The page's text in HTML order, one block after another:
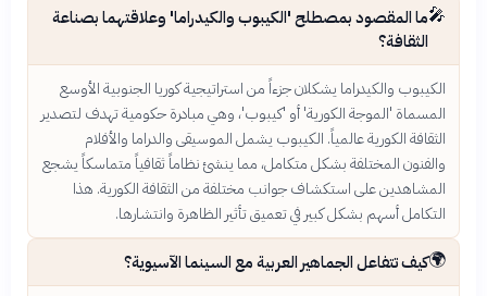
🎤ما المقصود بمصطلح 'الكيبوب والكيدراما' وعلاقتهما بصناعة
الثقافة؟
الكيبوب والكيدراما يشكلان جزءاً من استراتيجية كوريا الجنوبية الأوسع
المسماة 'الموجة الكورية' أو 'كيبوب'، وهي مبادرة حكومية تهدف لتصدير
الثقافة الكورية عالمياً. الكيبوب يشمل الموسيقى والدراما والأفلام
والفنون المختلفة بشكل متكامل، مما ينشئ نظاماً ثقافياً متماسكاً يشجع
المشاهدين على استكشاف جوانب مختلفة من الثقافة الكورية. هذا
التكامل أسهم بشكل كبير في تعميق تأثير الظاهرة وانتشارها.
🌍كيف تتفاعل الجماهير العربية مع السينما الآسيوية؟